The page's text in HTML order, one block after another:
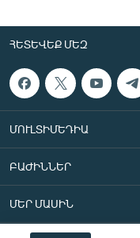
ՀԵՏԵՎԵՔ ՄԵԶ
ՄՈՒԼՏԻՄԵԴԻԱ
ԲԱԺԻՆՆԵՐ
ՄԵՐ ՄԱՍԻՆ